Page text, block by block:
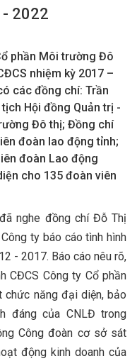
- 2022
phần Môi trường Đô
nhiệm kỳ 2017 –
các đồng chí: Trần
Hội đồng Quản trị -
Đô thị; Đồng chí
đoàn lao động tỉnh;
đoàn Lao động
cho 135 đoàn viên
đồng chí Đỗ Thị
ty báo cáo tình hình
- 2017. Báo cáo nêu rõ,
CĐCS Công ty Cổ phần
năng đại diện, bảo
đáng của CNLĐ trong
Công đoàn cơ sở sát
động kinh doanh của